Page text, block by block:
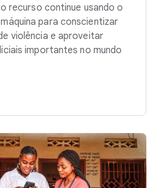
recurso continue usando o
para conscientizar
violência e aproveitar
importantes no mundo